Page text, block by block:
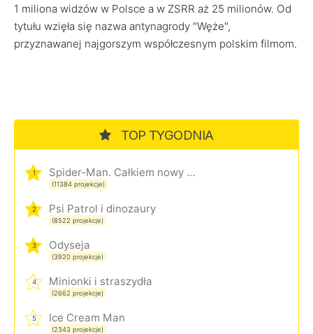
1 miliona widzów w Polsce a w ZSRR aż 25 milionów. Od
tytułu wzięła się nazwa antynagrody "Węże",
przyznawanej najgorszym współczesnym polskim filmom.
TOP TYGODNIA
1 Spider-Man. Całkiem nowy dzień
(11384 projekcje)
2 Psi Patrol i dinozaury
(8522 projekcje)
3 Odyseja
(3920 projekcje)
4 Minionki i straszydła
(2662 projekcje)
5 Ice Cream Man
(2343 projekcje)